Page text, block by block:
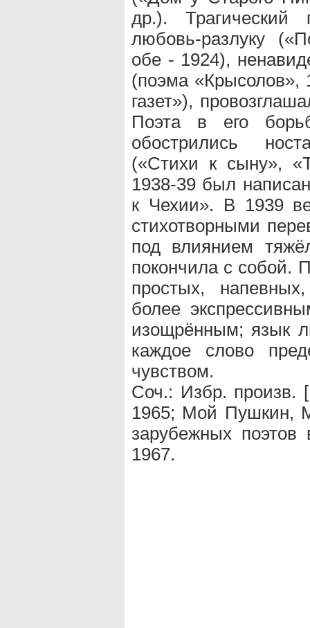
др.). Трагический
любовь-разлуку
обе - 1924),
(поэма «Крысолов»,
газет»),
Поэта в его
обострились
(«Стихи к сыну»,
1938-39 был
к Чехии». В 1939
стихотворными
под влиянием
покончила с собой.
простых,
более
изощрённым; язык
каждое слово
чувством.
Соч.: Избр. произв.
1965; Мой Пушкин,
зарубежных
1967.